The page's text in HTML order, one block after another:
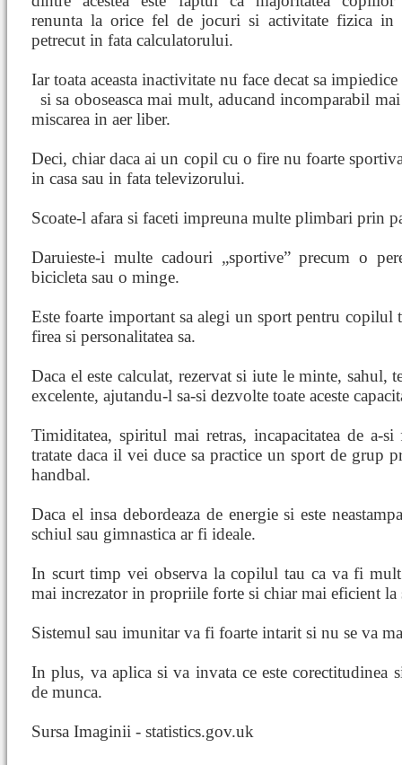
renunta la orice fel de jocuri si activitate fizica in
petrecut in fata calculatorului.
Iar toata aceasta inactivitate nu face decat sa
si sa oboseasca mai mult, aducand incomparabil
miscarea in aer liber.
Deci, chiar daca ai un copil cu o fire nu foarte
in casa sau in fata televizorului.
Scoate-l afara si faceti impreuna multe plimbari prin
Daruieste-i multe cadouri „sportive” precum o
bicicleta sau o minge.
Este foarte important sa alegi un sport pentru copilul
firea si personalitatea sa.
Daca el este calculat, rezervat si iute le minte, sahul,
excelente, ajutandu-l sa-si dezvolte toate aceste
Timiditatea, spiritul mai retras, incapacitatea de a-
tratate daca il vei duce sa practice un sport de grup
handbal.
Daca el insa debordeaza de energie si este
schiul sau gimnastica ar fi ideale.
In scurt timp vei observa la copilul tau ca va fi
mai increzator in propriile forte si chiar mai eficient la
Sistemul sau imunitar va fi foarte intarit si nu se va
In plus, va aplica si va invata ce este corectitudinea
de munca.
Sursa Imaginii - statistics.gov.uk